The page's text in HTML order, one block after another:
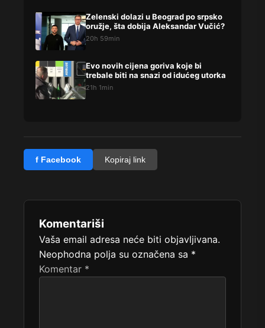
Zelenski dolazi u Beograd po srpsko
oružje, šta dobija Aleksandar Vučić?
20h 59min
Evo novih cijena goriva koje bi
trebale biti na snazi od idućeg utorka
21h 1min
f Facebook Kopiraj link
Komentariši
Vaša email adresa neće biti objavljivana.
Neophodna polja su označena sa *
Komentar *